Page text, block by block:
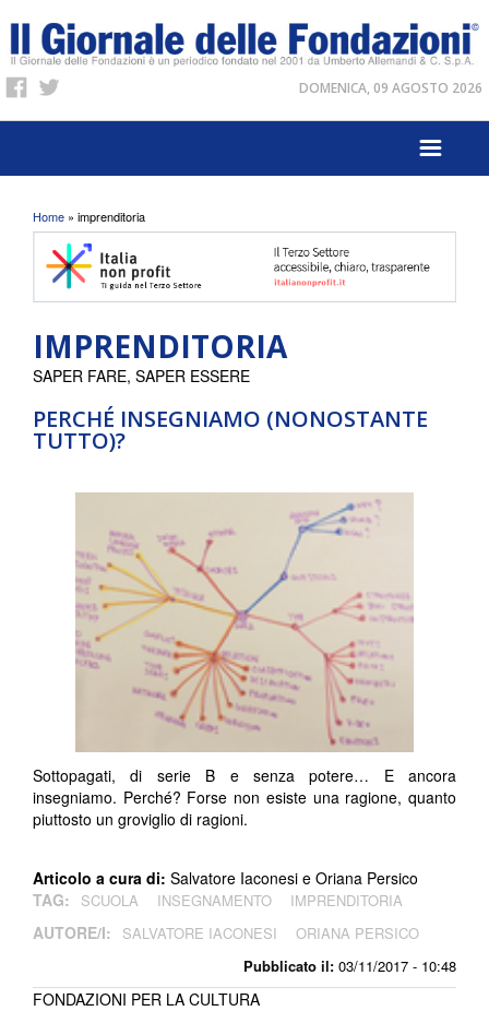
DOMENICA, 09 AGOSTO 2026
Tu sei qui
Home » imprenditoria
IMPRENDITORIA
PERCHÉ INSEGNIAMO (NONOSTANTE
TUTTO)?
Pubblicato il: 03/11/2017 - 10:48
SAPER FARE, SAPER ESSERE
Sottopagati, di serie B e senza potere… E ancora
insegniamo. Perché? Forse non esiste una ragione, quanto
piuttosto un groviglio di ragioni.
Articolo a cura di: Salvatore Iaconesi e Oriana Persico
TAG:
SCUOLA INSEGNAMENTO IMPRENDITORIA
AUTORE/I: SALVATORE IACONESI ORIANA PERSICO
FONDAZIONI PER LA CULTURA